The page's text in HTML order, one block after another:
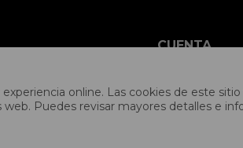
online. Las cookies de este
web. Puedes revisar mayores detalles e
CUENTA
Mis compras